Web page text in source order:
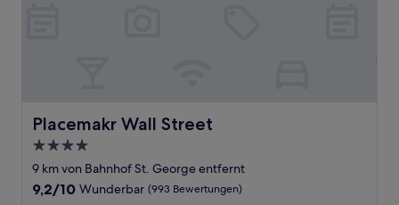
Placemakr Wall Street
Placemakr Wall Street
4.0-
Sterne-
Unterkunft
9 km von Bahnhof St. George entfernt
9.2
9,2/10 Wunderbar (993 Bewertungen)